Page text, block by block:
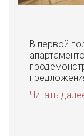
В первой
Читать